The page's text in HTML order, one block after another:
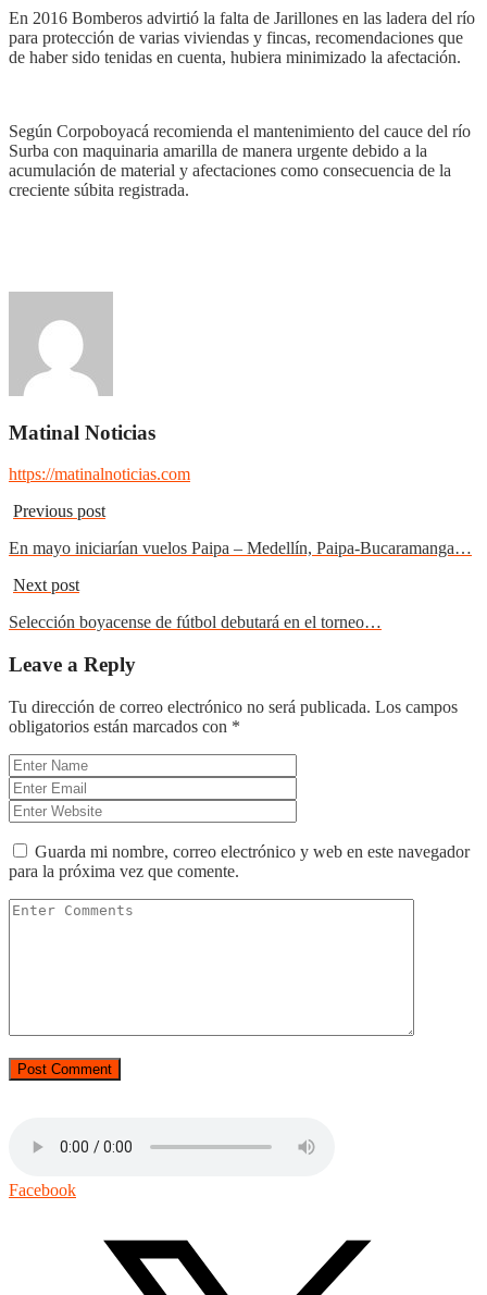
En 2016 Bomberos advirtió la falta de Jarillones en las ladera del río
para protección de varias viviendas y fincas, recomendaciones que
de haber sido tenidas en cuenta, hubiera minimizado la afectación.
Según Corpoboyacá recomienda el mantenimiento del cauce del río
Surba con maquinaria amarilla de manera urgente debido a la
acumulación de material y afectaciones como consecuencia de la
creciente súbita registrada.
Matinal Noticias
https://matinalnoticias.com
Previous post
En mayo iniciarían vuelos Paipa – Medellín, Paipa-Bucaramanga…
Next post
Selección boyacense de fútbol debutará en el torneo…
Leave a Reply
Tu dirección de correo electrónico no será publicada. Los campos
obligatorios están marcados con *
Guarda mi nombre, correo electrónico y web en este navegador
para la próxima vez que comente.
Facebook